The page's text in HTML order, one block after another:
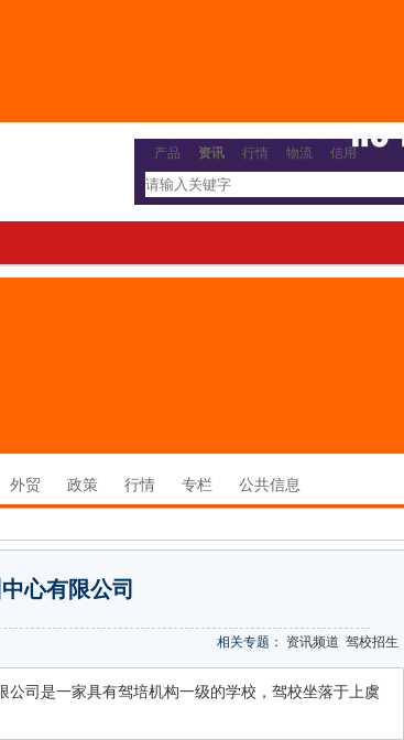
产品 资讯 行情 物流 信用
外贸 政策 行情 专栏 公共信息
心有限公司
相关专题： 资讯频道 驾校招生
公司是一家具有驾培机构一级的学校，驾校坐落于上虞